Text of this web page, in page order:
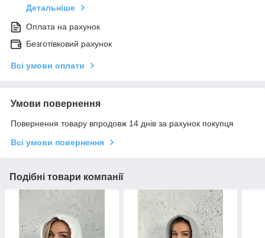
Детальніше
Оплата на рахунок
Безготівковий рахунок
Всі умови оплати
Умови повернення
Повернення товару впродовж 14 днів за рахунок покупця
Всі умови повернення
Подібні товари компанії